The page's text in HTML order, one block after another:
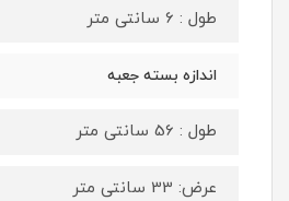
طول : 6 سانتی متر
اندازه بسته جعبه
طول : 56 سانتی متر
عرض: 33 سانتی متر